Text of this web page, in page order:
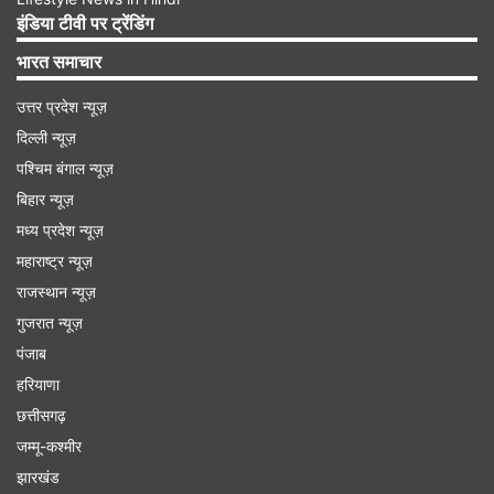
बॉक्स (एसटीबी) प्राप्त कर सकते हैं। आप JioFiber
पोस्टपेड कनेक्शन के साथ 30 एमबीपीएस स्पीड से लेकर 1
जीबीपीएस तक के प्लान प्राप्त कर सकते हैं।
इंडिया टीवी पर ट्रेंडिंग
भारत समाचार
उत्तर प्रदेश न्यूज़
दिल्ली न्यूज़
पश्चिम बंगाल न्यूज़
बिहार न्यूज़
मध्य प्रदेश न्यूज़
महाराष्ट्र न्यूज़
राजस्थान न्यूज़
गुजरात न्यूज़
पंजाब
हरियाणा
छत्तीसगढ़
जम्मू-कश्मीर
झारखंड